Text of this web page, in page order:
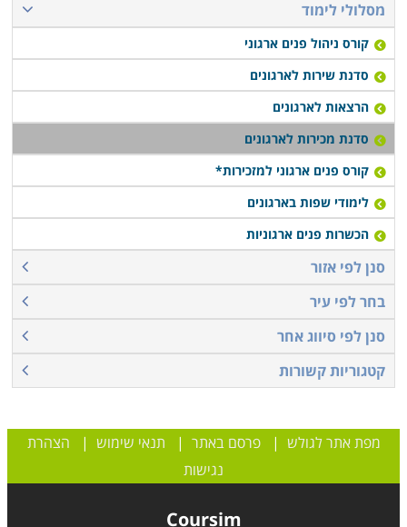
מסלולי לימוד
קורס ניהול פנים ארגוני
סדנת שירות לארגונים
הרצאות לארגונים
סדנת מכירות לארגונים
קורס פנים ארגוני למזכירות*
לימודי שפות בארגונים
הכשרות פנים ארגוניות
סנן לפי אזור
בחר לפי עיר
סנן לפי סיווג אחר
קטגוריות קשורות
מפת אתר לגולש |פרסם באתר | תנאי שימוש | הצהרת
נגישות
Coursim